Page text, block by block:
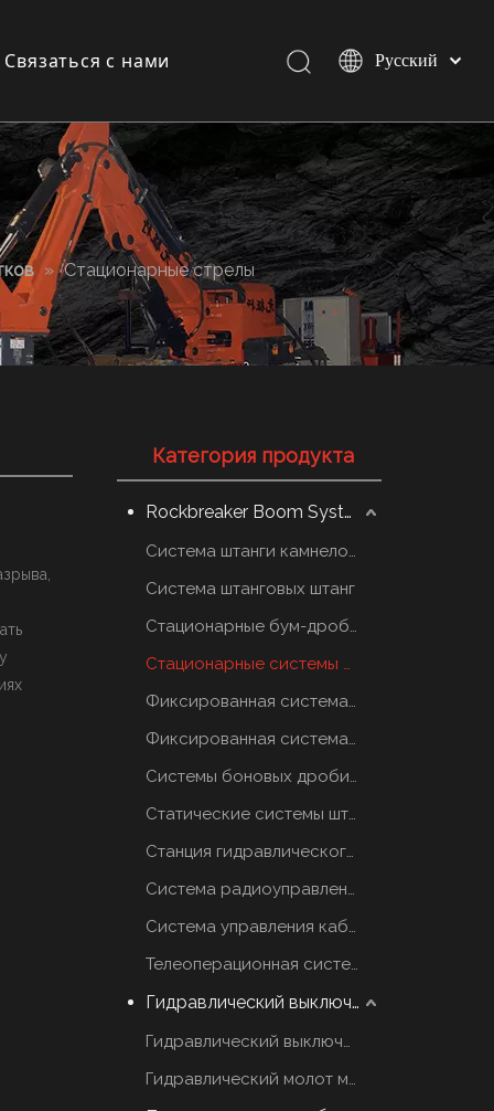
Связаться с нами
Pусский
English
» Стационарные стрелы
Категория продукта
Rockbreaker Boom System
Система штанги камнеломщика
Система штанговых штанг
Стационарные бум-дробилки
Стационарные системы отбойных молотков
Фиксированная система грохотов
Фиксированная система грохотов
Системы боновых дробилок
Статические системы штанговых отбойников
Станция гидравлического масла
Система радиоуправления
Система управления кабиной
Телеоперационная система
Гидравлический выключатель молот
Гидравлический выключатель марки YZH
Гидравлический молот марки Rammer